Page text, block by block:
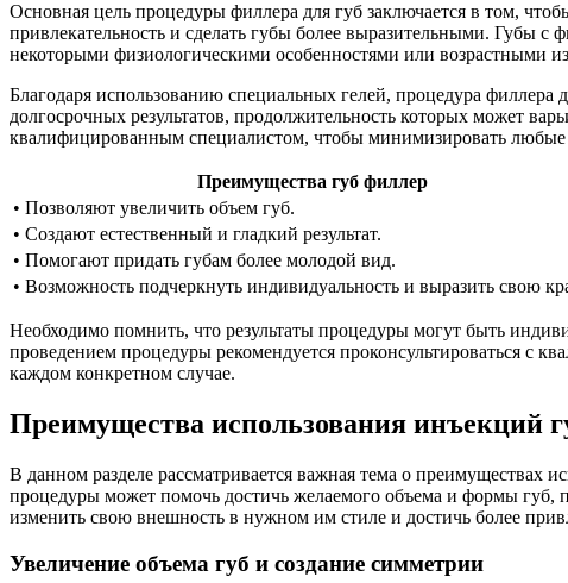
Основная цель процедуры филлера для губ заключается в том,
привлекательность и сделать губы более выразительными. Губы с
некоторыми физиологическими особенностями или возрастными
Благодаря использованию специальных гелей, процедура
долгосрочных результатов, продолжительность которых может
квалифицированным специалистом, чтобы минимизировать любые
Преимущества губ филлер
• Позволяют увеличить объем губ.
• Создают естественный и гладкий результат.
• Помогают придать губам более молодой вид.
• Возможность подчеркнуть индивидуальность и выразить свою
Необходимо помнить, что результаты процедуры могут быть
проведением процедуры рекомендуется проконсультироваться с
каждом конкретном случае.
Преимущества использования инъекций
В данном разделе рассматривается важная тема о
процедуры может помочь достичь желаемого объема и формы
изменить свою внешность в нужном им стиле и достичь более
Увеличение объема губ и создание симметрии